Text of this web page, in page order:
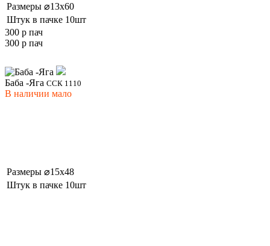
Размеры ⌀13x60
Штук в пачке 10шт
300 р пач
300 р пач
Баба -Яга ССК 1110
В наличии мало
Размеры ⌀15x48
Штук в пачке 10шт